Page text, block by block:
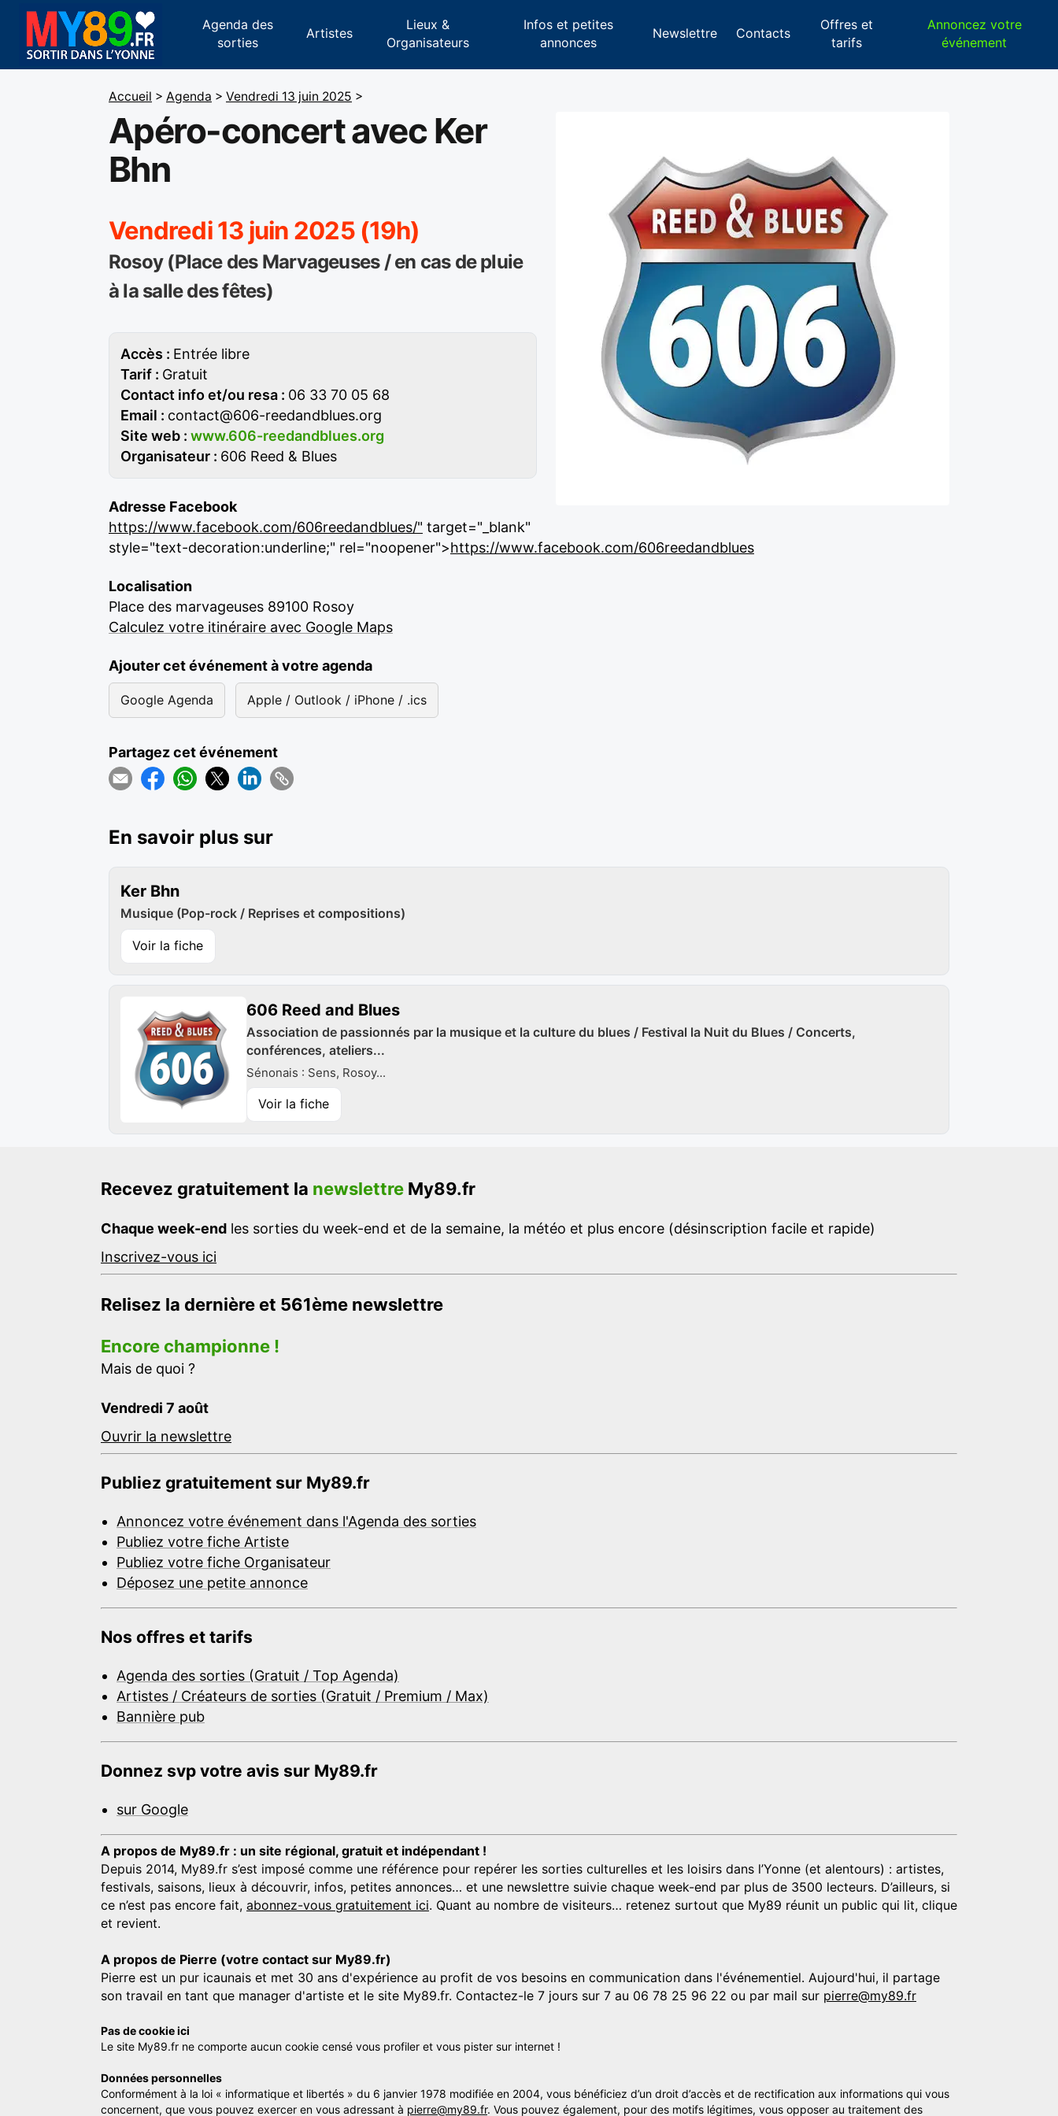
Agenda des
sorties
Artistes
Lieux &
Organisateurs
Infos et petites
annonces
Newslettre Contacts
Offres et
tarifs
Annoncez votre
événement
Accueil > Agenda > Vendredi 13 juin 2025 >
Apéro-concert avec Ker
Bhn
Vendredi 13 juin 2025 (19h)
Rosoy (Place des Marvageuses / en cas de pluie
à la salle des fêtes)
Accès : Entrée libre
Tarif : Gratuit
Contact info et/ou resa : 06 33 70 05 68
Email : contact@606-reedandblues.org
Site web : www.606-reedandblues.org
Organisateur : 606 Reed & Blues
Adresse Facebook
https://www.facebook.com/606reedandblues/" target="_blank"
style="text-decoration:underline;" rel="noopener">https://www.facebook.com/606reedandblues
Localisation
Place des marvageuses 89100 Rosoy
Calculez votre itinéraire avec Google Maps
Ajouter cet événement à votre agenda
Google Agenda Apple / Outlook / iPhone / .ics
Partagez cet événement
En savoir plus sur
Ker Bhn
Musique (Pop-rock / Reprises et compositions)
Voir la fiche
606 Reed and Blues
Association de passionnés par la musique et la culture du blues / Festival la Nuit du Blues / Concerts,
conférences, ateliers...
Sénonais : Sens, Rosoy...
Voir la fiche
Recevez gratuitement la newslettre My89.fr
Chaque week-end les sorties du week-end et de la semaine, la météo et plus encore (désinscription facile et rapide)
Inscrivez-vous ici
Relisez la dernière et 561ème newslettre
Encore championne !
Mais de quoi ?
Vendredi 7 août
Ouvrir la newslettre
Publiez gratuitement sur My89.fr
Annoncez votre événement dans l'Agenda des sorties
Publiez votre fiche Artiste
Publiez votre fiche Organisateur
Déposez une petite annonce
Nos offres et tarifs
Agenda des sorties (Gratuit / Top Agenda)
Artistes / Créateurs de sorties (Gratuit / Premium / Max)
Bannière pub
Donnez svp votre avis sur My89.fr
sur Google
A propos de My89.fr : un site régional, gratuit et indépendant !
Depuis 2014, My89.fr s’est imposé comme une référence pour repérer les sorties culturelles et les loisirs dans l’Yonne (et alentours) : artistes,
festivals, saisons, lieux à découvrir, infos, petites annonces… et une newslettre suivie chaque week-end par plus de 3500 lecteurs. D’ailleurs, si
ce n’est pas encore fait, abonnez-vous gratuitement ici. Quant au nombre de visiteurs… retenez surtout que My89 réunit un public qui lit, clique
et revient.
A propos de Pierre (votre contact sur My89.fr)
Pierre est un pur icaunais et met 30 ans d'expérience au profit de vos besoins en communication dans l'événementiel. Aujourd'hui, il partage
son travail en tant que manager d'artiste et le site My89.fr. Contactez-le 7 jours sur 7 au 06 78 25 96 22 ou par mail sur pierre@my89.fr
Pas de cookie ici
Le site My89.fr ne comporte aucun cookie censé vous profiler et vous pister sur internet !
Données personnelles
Conformément à la loi « informatique et libertés » du 6 janvier 1978 modifiée en 2004, vous bénéficiez d’un droit d’accès et de rectification aux informations qui vous
concernent, que vous pouvez exercer en vous adressant à pierre@my89.fr. Vous pouvez également, pour des motifs légitimes, vous opposer au traitement des